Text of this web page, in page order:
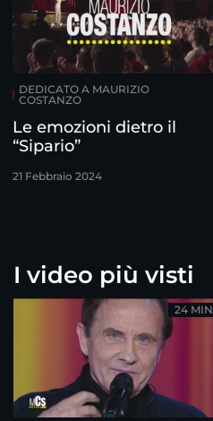
DEDICATO A MAURIZIO
COSTANZO
Le emozioni dietro il
“Sipario”
21 Febbraio 2024
I video più visti
24 MIN